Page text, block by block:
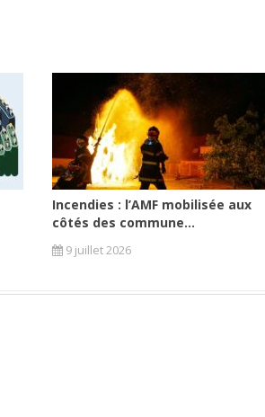
Incendies : l’AMF mobilisée aux
côtés des commune...
9 juillet 2026